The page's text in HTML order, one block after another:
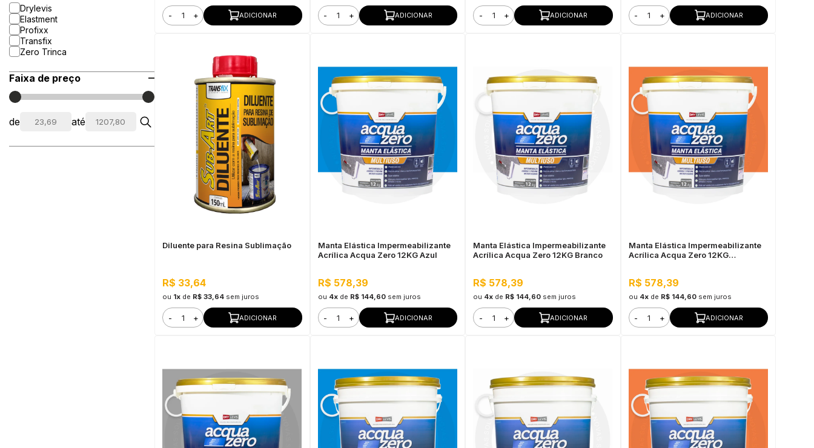
Drylevis
Elastment
Profixx
Transfix
Zero Trinca
Faixa de preço
de até
- + ADICIONAR - + ADICIONAR - + ADICIONAR - + ADICIONAR
Diluente para Resina Sublimação
R$ 33,64
ou 1x de R$ 33,64 sem juros
- + ADICIONAR
Manta Elástica Impermeabilizante
Acrílica Acqua Zero 12KG Azul
R$ 578,39
ou 4xde R$ 144,60 sem juros
- + ADICIONAR
Manta Elástica Impermeabilizante
Acrílica Acqua Zero 12KG Branco
R$ 578,39
ou 4x de R$ 144,60 sem juros
- + ADICIONAR
Manta Elástica Impermeabilizante
Acrílica Acqua Zero 12KG
R$ 578,39
ou 4xde R$ 144,60 sem juros
- + ADICIONAR